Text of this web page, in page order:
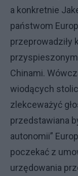
a konkretnie
państwom
przeprowadziły
Chinami.
wiodących
zlekceważyć
przedstawiana
autonomii”
poczekać z
urzędowania